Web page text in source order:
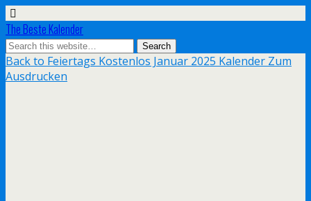
The Beste Kalender
Back to Feiertags Kostenlos Januar 2025 Kalender Zum
Ausdrucken